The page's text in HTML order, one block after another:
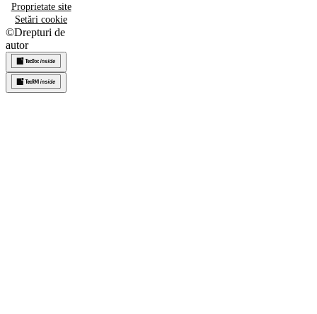
Proprietate site
Setări cookie
©Drepturi de
autor